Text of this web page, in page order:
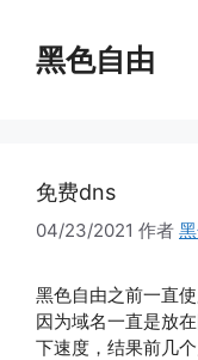
黑色自由
免费dns
04/23/2021 作者
黑色自由之前一直
因为域名一直是放
下速度，结果前几